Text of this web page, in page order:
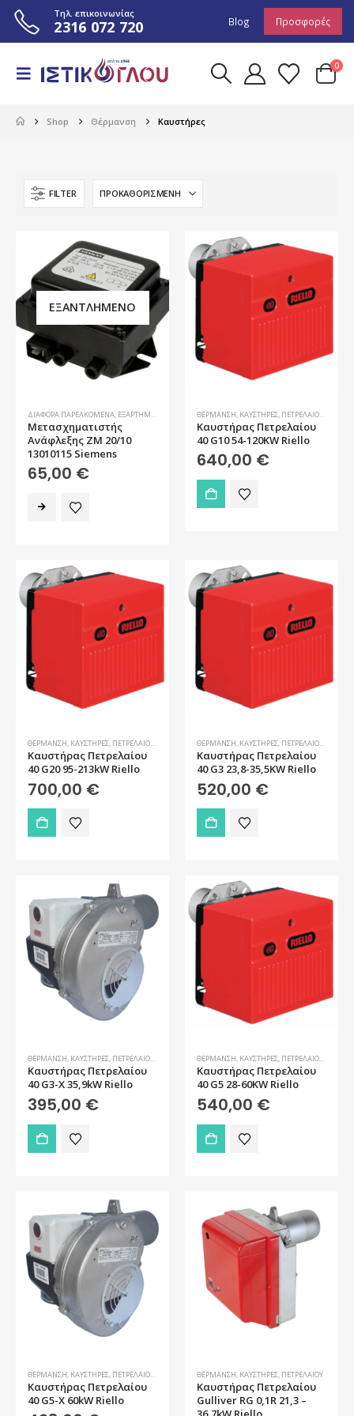
Τηλ. επικοινωνίας
2316 072 720 Blog Προσφορές
0
Shop Θέρμανση Καυστήρες
FILTER
ΕΞΑΝΤΛΗΜΈΝΟ
ΔΙΆΦΟΡΑ ΠΑΡΕΛΚΌΜΕΝΑ, ΕΞΑΡΤΉΜΑΤΑ ΚΑΥΣΤΉΡΑ ,ΘΈΡΜΑΝΣΗ,ΚΑΥΣΤΉΡΕΣ
Mετασχηματιστής
Ανάφλεξης ZM 20/10
13010115 Siemens
65,00 €
ΘΈΡΜΑΝΣΗ, ΚΑΥΣΤΉΡΕΣ, ΠΕΤΡΕΛΑΊΟΥ ,
Καυστήρας Πετρελαίου
40 G10 54-120KW Riello
640,00 €
ΘΈΡΜΑΝΣΗ, ΚΑΥΣΤΉΡΕΣ, ΠΕΤΡΕΛΑΊΟΥ , ΠΡΟΣΦΟΡΈΣ
Καυστήρας Πετρελαίου
40 G20 95-213kW Riello
700,00 €
ΘΈΡΜΑΝΣΗ, ΚΑΥΣΤΉΡΕΣ, ΠΕΤΡΕΛΑΊΟΥ ,
Καυστήρας Πετρελαίου
40 G3 23,8-35,5KW Riello
520,00 €
ΘΈΡΜΑΝΣΗ, ΚΑΥΣΤΉΡΕΣ, ΠΕΤΡΕΛΑΊΟΥ , ΠΡΟΣΦΟΡΈΣ
Καυστήρας Πετρελαίου
40 G3-Χ 35,9kW Riello
395,00 €
ΘΈΡΜΑΝΣΗ, ΚΑΥΣΤΉΡΕΣ, ΠΕΤΡΕΛΑΊΟΥ ,
Καυστήρας Πετρελαίου
40 G5 28-60KW Riello
540,00 €
ΘΈΡΜΑΝΣΗ ΚΑΥΣΤΉΡΕΣ ΠΕΤΡΕΛΑΊΟΥ ΠΡΟΣΦΟΡΈΣ
Καυστήρας Πετρελαίου
40 G5-Χ 60kW Riello
ΘΈΡΜΑΝΣΗ ΚΑΥΣΤΉΡΕΣ ΠΕΤΡΕΛΑΊΟΥ
Καυστήρας Πετρελαίου
Gulliver RG 0,1R 21,3 –